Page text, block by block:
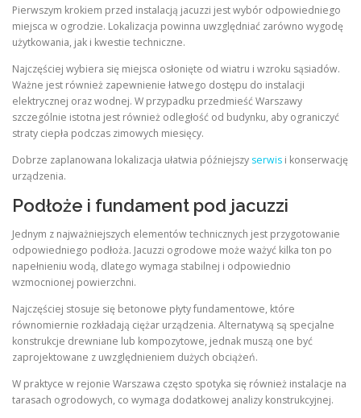
Pierwszym krokiem przed instalacją jacuzzi jest wybór odpowiedniego
miejsca w ogrodzie. Lokalizacja powinna uwzględniać zarówno wygodę
użytkowania, jak i kwestie techniczne.
Najczęściej wybiera się miejsca osłonięte od wiatru i wzroku sąsiadów.
Ważne jest również zapewnienie łatwego dostępu do instalacji
elektrycznej oraz wodnej. W przypadku przedmieść Warszawy
szczególnie istotna jest również odległość od budynku, aby ograniczyć
straty ciepła podczas zimowych miesięcy.
Dobrze zaplanowana lokalizacja ułatwia późniejszy serwis i konserwację
urządzenia.
Podłoże i fundament pod jacuzzi
Jednym z najważniejszych elementów technicznych jest przygotowanie
odpowiedniego podłoża. Jacuzzi ogrodowe może ważyć kilka ton po
napełnieniu wodą, dlatego wymaga stabilnej i odpowiednio
wzmocnionej powierzchni.
Najczęściej stosuje się betonowe płyty fundamentowe, które
równomiernie rozkładają ciężar urządzenia. Alternatywą są specjalne
konstrukcje drewniane lub kompozytowe, jednak muszą one być
zaprojektowane z uwzględnieniem dużych obciążeń.
W praktyce w rejonie Warszawa często spotyka się również instalacje na
tarasach ogrodowych, co wymaga dodatkowej analizy konstrukcyjnej.